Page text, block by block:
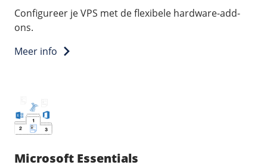
Configureer je VPS met de flexibele hardware-add-
ons.
Meer info
Microsoft Essentials